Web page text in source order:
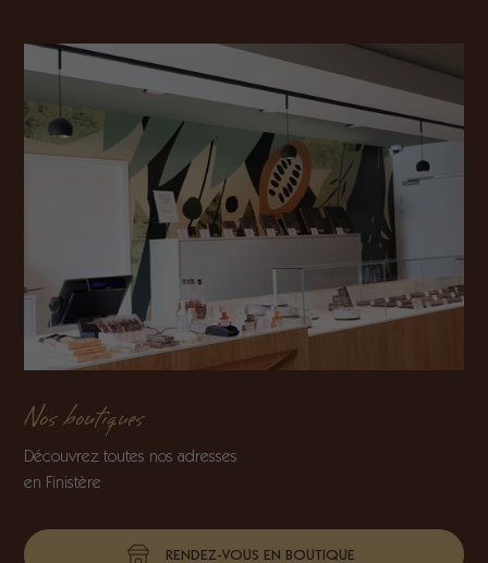
Nos boutiques
Découvrez toutes nos adresses
en Finistère
RENDEZ-VOUS EN BOUTIQUE